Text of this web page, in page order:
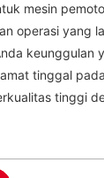
mesin
operasi yang
keunggulan
tinggal
tinggi